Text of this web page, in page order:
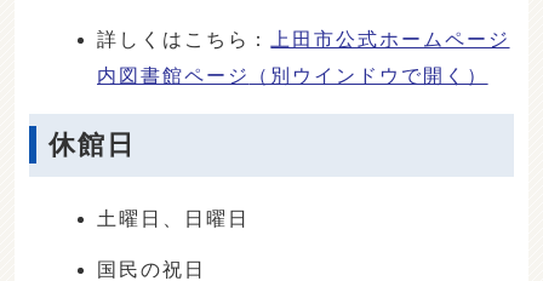
詳しくはこちら：
上田市公式ホームページ
内図書館ページ
（別ウインドウで開く）
休館日
土曜日、日曜日
国民の祝日